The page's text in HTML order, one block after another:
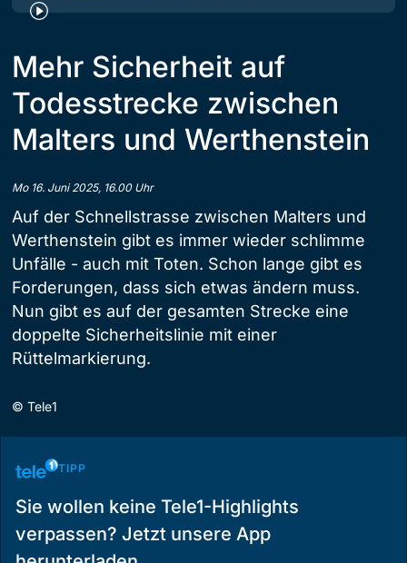
Mehr Sicherheit auf
Todesstrecke zwischen
Malters und Werthenstein
Mo 16. Juni 2025, 16.00 Uhr
Auf der Schnellstrasse zwischen Malters und
Werthenstein gibt es immer wieder schlimme
Unfälle - auch mit Toten. Schon lange gibt es
Forderungen, dass sich etwas ändern muss.
Nun gibt es auf der gesamten Strecke eine
doppelte Sicherheitslinie mit einer
Rüttelmarkierung.
© Tele1
TIPP
Sie wollen keine Tele1-Highlights
verpassen? Jetzt unsere App